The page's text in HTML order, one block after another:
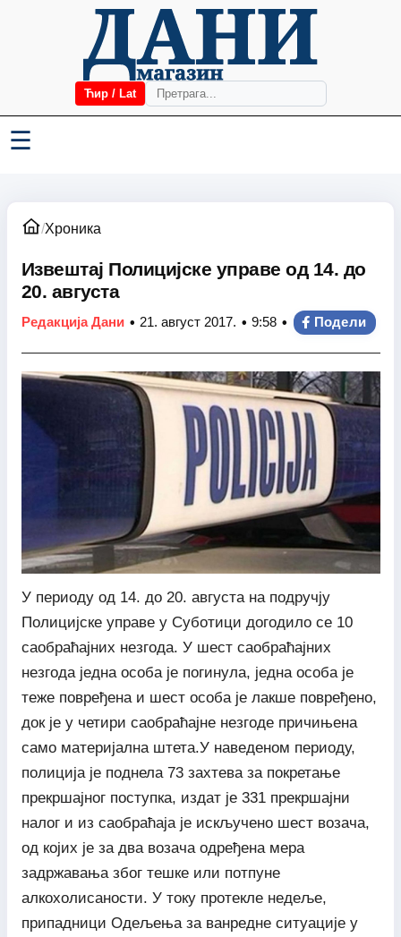
Ћир / Lat
☰
/Хроника
Извештај Полицијске управе од 14. до
20. августа
Редакција Дани • 21. август 2017. • 9:58 • Подели
У периоду од 14. до 20. августа на подручју
Полицијске управе у Суботици догодило се 10
саобраћајних незгода. У шест саобраћајних
незгода једна особа је погинула, једна особа је
теже повређена и шест особа је лакше повређено,
док је у четири саобраћајне незгоде причињена
само материјална штета.У наведеном периоду,
полиција је поднела 73 захтева за покретање
прекршајног поступка, издат је 331 прекршајни
налог и из саобраћаја је искључено шест возача,
од којих је за два возача одређена мера
задржавања због тешке или потпуне
алкохолисаности. У току протекле недеље,
припадници Одељења за ванредне ситуације у